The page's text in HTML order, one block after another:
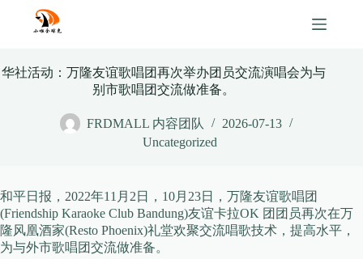
content
华社活动：万隆友谊歌唱团再次举办团员交流演唱会为与
别市歌唱团交流做准备。
FRDMALL 内容团队
2026-07-13
Uncategorized
和平日报，2022年11月2日，10月23日，万隆友谊歌唱团
(Friendship Karaoke Club Bandung)友谊卡拉OK 团团员再次在万
隆风凰酒家(Resto Phoenix)礼堂欢聚交流唱歌技术，提高水平，
为与外市歌唱团交流做准备。